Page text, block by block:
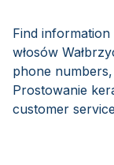
Find
włosów
phone
Prostowanie
customer